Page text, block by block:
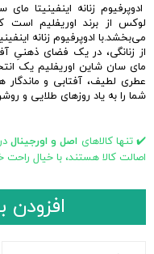
ادوپرفیوم زنانه اینفینیتا
لوکس از برند اوریفلیم
می‌بخشد.با ادوپرفیوم زنانه
از زنانگی، در یک فضای ذهنیِ
مای سان شاین اوریفلیم یک
عطری لطیف، آفتابی و ماندگار
شما را به یاد روزهای طلایی و
✔️ تنها کالاهای اصل و اورجینال در
اصالت کالا هستند، با خیال راحت